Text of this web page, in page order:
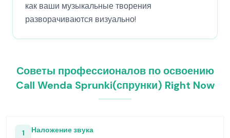
как ваши музыкальные творения
разворачиваются визуально!
Советы профессионалов по освоению
Call Wenda Sprunki(спрунки) Right Now
1
Наложение звука